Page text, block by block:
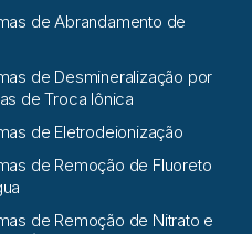
de Abrandamento de
de Desmineralização por
de Troca Iônica
de Eletrodeionização
de Remoção de Fluoreto
de Remoção de Nitrato e